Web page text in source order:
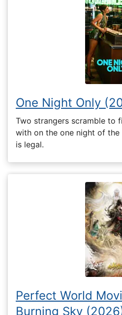
One Night Only
Two strangers scramble to
with on the one night of the
is legal.
Perfect World
Burning Sky